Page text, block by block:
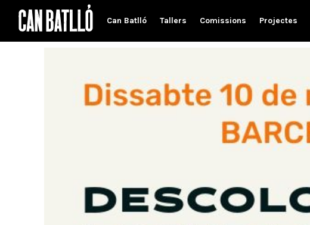
Can Batlló Tallers Comissions Projectes